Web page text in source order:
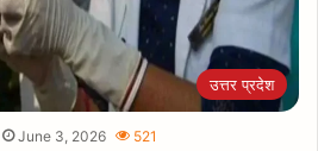
उत्तर प्रदेश
June 3, 2026 521